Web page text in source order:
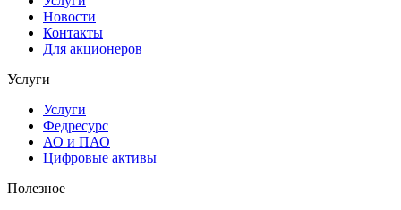
Новости
Контакты
Для акционеров
Услуги
Услуги
Федресурс
АО и ПАО
Цифровые активы
Полезное